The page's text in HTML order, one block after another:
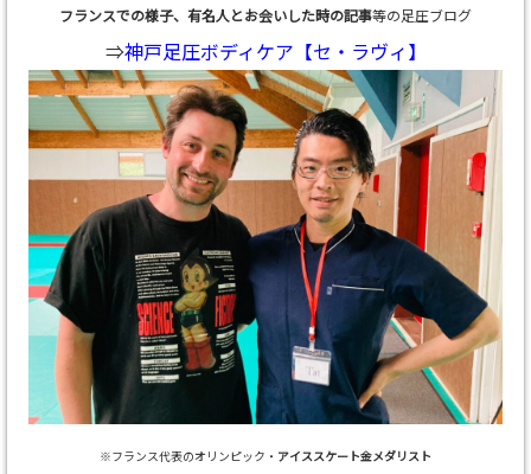
フランスでの様子、有名人とお会いした時の記事等の足圧ブログ
⇒神戸足圧ボディケア【セ・ラヴィ】
※フランス代表のオリンピック・ アイススケート金メダリスト